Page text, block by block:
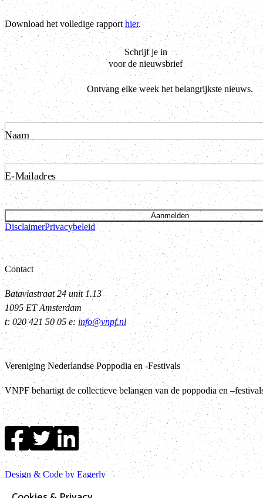
Download het volledige rapport hier.
Schrijf je in
voor de nieuwsbrief
Ontvang elke week het belangrijkste nieuws.
Naam
E-Mailadres
Aanmelden
DisclaimerPrivacybeleid
Contact
Bataviastraat 24 unit 1.13
1095 ET Amsterdam
t: 020 421 50 05 e: info@vnpf.nl
Vereniging Nederlandse Poppodia en -Festivals
VNPF behartigt de collectieve belangen van de poppodia en
Design & Code by Eagerly